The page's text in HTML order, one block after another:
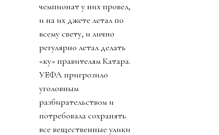
чемпионат у них провел,
и на их джете летал по
всему свету, и лично
регулярно летал делать
«ку» правителям Катара.
УЕФА пригрозило
уголовным
разбирательством и
потребовала сохранять
все вещественные улики